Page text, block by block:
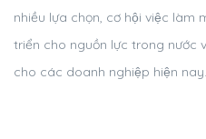
nhiều lựa chọn, cơ hội việc làm
triển cho nguồn lực trong nước
cho các doanh nghiệp hiện nay.